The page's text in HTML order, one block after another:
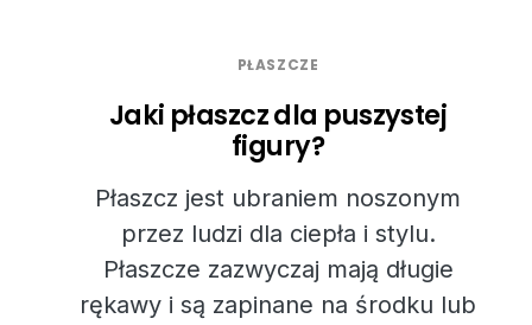
PŁASZCZE
Jaki płaszcz dla puszystej
figury?
Płaszcz jest ubraniem noszonym
przez ludzi dla ciepła i stylu.
Płaszcze zazwyczaj mają długie
rękawy i są zapinane na środku lub